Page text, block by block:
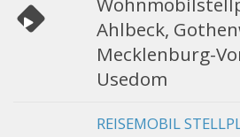
Ahlbeck,
Mecklenburg-
Usedom
REISEMOBIL